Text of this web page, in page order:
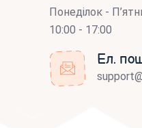
Понеділок -
10:00 - 17:00
Ел.